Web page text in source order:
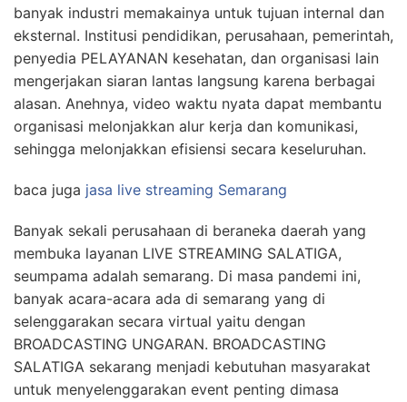
banyak industri memakainya untuk tujuan internal dan
eksternal. Institusi pendidikan, perusahaan, pemerintah,
penyedia PELAYANAN kesehatan, dan organisasi lain
mengerjakan siaran lantas langsung karena berbagai
alasan. Anehnya, video waktu nyata dapat membantu
organisasi melonjakkan alur kerja dan komunikasi,
sehingga melonjakkan efisiensi secara keseluruhan.
baca juga jasa live streaming Semarang
Banyak sekali perusahaan di beraneka daerah yang
membuka layanan LIVE STREAMING SALATIGA,
seumpama adalah semarang. Di masa pandemi ini,
banyak acara-acara ada di semarang yang di
selenggarakan secara virtual yaitu dengan
BROADCASTING UNGARAN. BROADCASTING
SALATIGA sekarang menjadi kebutuhan masyarakat
untuk menyelenggarakan event penting dimasa